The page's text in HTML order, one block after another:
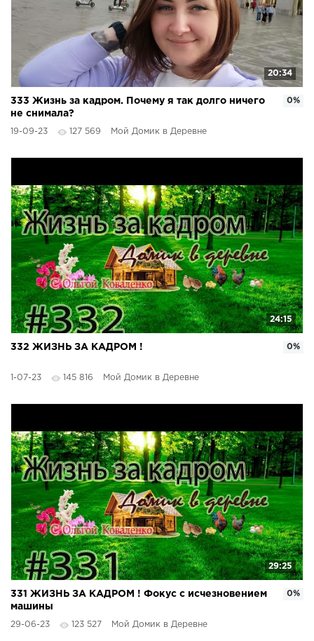
20:34
333 Жизнь за кадром. Почему я так долго ничего
не снимала?
19-09-23 127 569 Мой Домик в Деревне
0%
24:15
332 ЖИЗНЬ ЗА КАДРОМ !
1-07-23 145 816 Мой Домик в Деревне
0%
29:25
331 ЖИЗНЬ ЗА КАДРОМ ! Фокус с исчезновением
машины
29-06-23 123 527 Мой Домик в Деревне
0%